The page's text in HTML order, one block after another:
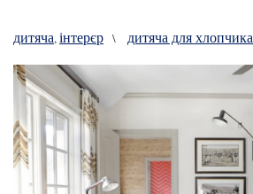
дитяча,інтерєр \ дитяча для хлопчика